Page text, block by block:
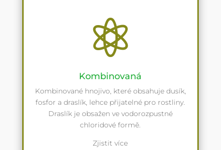

Kombinovaná
Kombinované hnojivo, které obsahuje dusík,
fosfor a draslík, lehce přijatelné pro rostliny.
Draslík je obsažen ve vodorozpustné
chloridové formě.
Zjistit více